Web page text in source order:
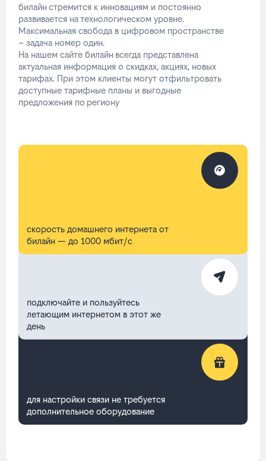
билайн стремится к инновациям и постоянно
развивается на технологическом уровне.
Максимальная свобода в цифровом пространстве
– задача номер один.
На нашем сайте билайн всегда представлена
актуальная информация о скидках, акциях, новых
тарифах. При этом клиенты могут отфильтровать
доступные тарифные планы и выгодные
предложения по региону
скорость домашнего интернета от
билайн — до 1000 мбит/с
подключайте и пользуйтесь
летающим интернетом в этот же
день
для настройки связи не требуется
дополнительное оборудование